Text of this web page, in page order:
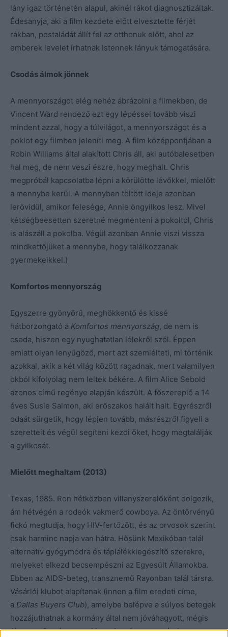
lány igaz történetén alapul, akinél rákot diagnosztizáltak.
Édesanyja, aki a film kezdete előtt elvesztette férjét
rákban, postaládát állít fel az otthonuk előtt, ahol az
emberek levelet írhatnak Istennek lányuk támogatására.
Csodás álmok jönnek
A mennyországot elég nehéz ábrázolni a filmekben, de
Vincent Ward rendező ezt egy lépéssel tovább viszi
mindent azzal, hogy a túlvilágot, a mennyországot és a
poklot egy filmben jeleníti meg. A film középpontjában a
Robin Williams által alakított Chris áll, aki autóbalesetben
hal meg, de nem veszi észre, hogy meghalt. Chris
megpróbál kapcsolatba lépni a körülötte lévőkkel, mielőtt
a mennybe kerül. A mennyben töltött ideje azonban
lerövidül, amikor felesége, Annie öngyilkos lesz. Mivel
kétségbeesetten szeretné megmenteni a pokoltól, Chris
is alászáll a pokolba. Végül azonban Annie viszi vissza
mindkettőjüket a mennybe, hogy találkozzanak
gyermekeikkel.)
Komfortos mennyország
Egyszerre gyönyörű, meghökkentő és kissé
hátborzongató a Komfortos mennyország, de nem is
csoda, hiszen egy nyughatatlan lélekről szól. Éppen
emiatt olyan lenyűgöző, mert azt szemlélteti, mi történik
azokkal, akik a két világ között ragadnak, mert valamilyen
okból kifolyólag nem leltek békére. A film Alice Sebold
azonos című regénye alapján készült. A főszereplő a 14
éves Susie Salmon, aki erőszakos halált halt. Egyrészről
odaát sürgetik, hogy lépjen tovább, másrészről figyeli a
szeretteit és végül segíteni kezdi őket, hogy megtalálják
a gyilkosát.
Mielőtt meghaltam (2013)
Texas, 1985. Ron hétközben villanyszerelőként dolgozik,
ám hétvégén a rodeók vakmerő cowboya. Az öntörvényű
fickó megtudja, hogy HIV-fertőzött, és az orvosok szerint
csak harminc napja van hátra. Hősünk Mexikóban talál
alternatív gyógymódra és táplálékkiegészítő szerekre,
melyeket elkezd becsempészni az Egyesült Államokba.
Ebben az AIDS-beteg, transznemű Rayonban talál társra.
Vásárlói klubot alapítanak (innen a film eredeti címe,
a Dallas Buyers Club), amelybe belépve a súlyos betegek
hozzájuthatnak a kormány által nem jóváhagyott, mégis
életmentő gyógyszerekhez. A gyógyszergyárak persze